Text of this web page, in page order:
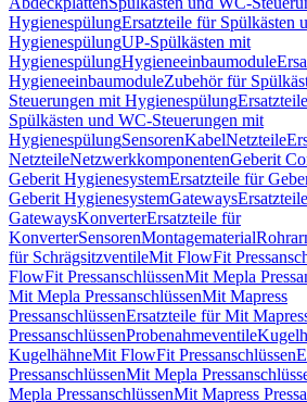
HygienespülungErsatzteile für Spülkästen
HygienespülungUP-Spülkästen mit
HygienespülungHygieneeinbaumodule
HygieneeinbaumoduleZubehör für
Steuerungen mit Hygienespülung
Spülkästen und WC-Steuerungen mit
HygienespülungSensorenKabelNetzteile
NetzteileNetzwerkkomponentenGeberit
Geberit HygienesystemErsatzteile für
Geberit HygienesystemGateways
GatewaysKonverterErsatzteile für
KonverterSensorenMontagematerial
für SchrägsitzventileMit FlowFit
FlowFit PressanschlüssenMit Mepla
Mit Mepla PressanschlüssenMit Mapress
PressanschlüssenErsatzteile für Mit
PressanschlüssenProbenahmeventile
KugelhähneMit FlowFit Pressanschlüssen
PressanschlüssenMit Mepla
Mepla PressanschlüssenMit Mapress